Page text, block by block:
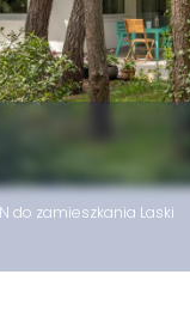
do zamieszkania Laski